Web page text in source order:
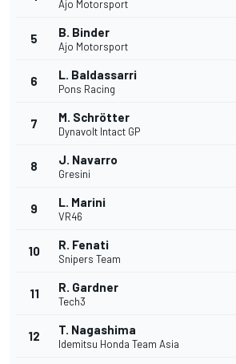
Ajo Motorsport
5 B. Binder
Ajo Motorsport
6 L. Baldassarri
Pons Racing
7 M. Schrötter
Dynavolt Intact GP
8 J. Navarro
Gresini
9 L. Marini
VR46
10 R. Fenati
Snipers Team
11 R. Gardner
Tech3
12 T. Nagashima
Idemitsu Honda Team Asia